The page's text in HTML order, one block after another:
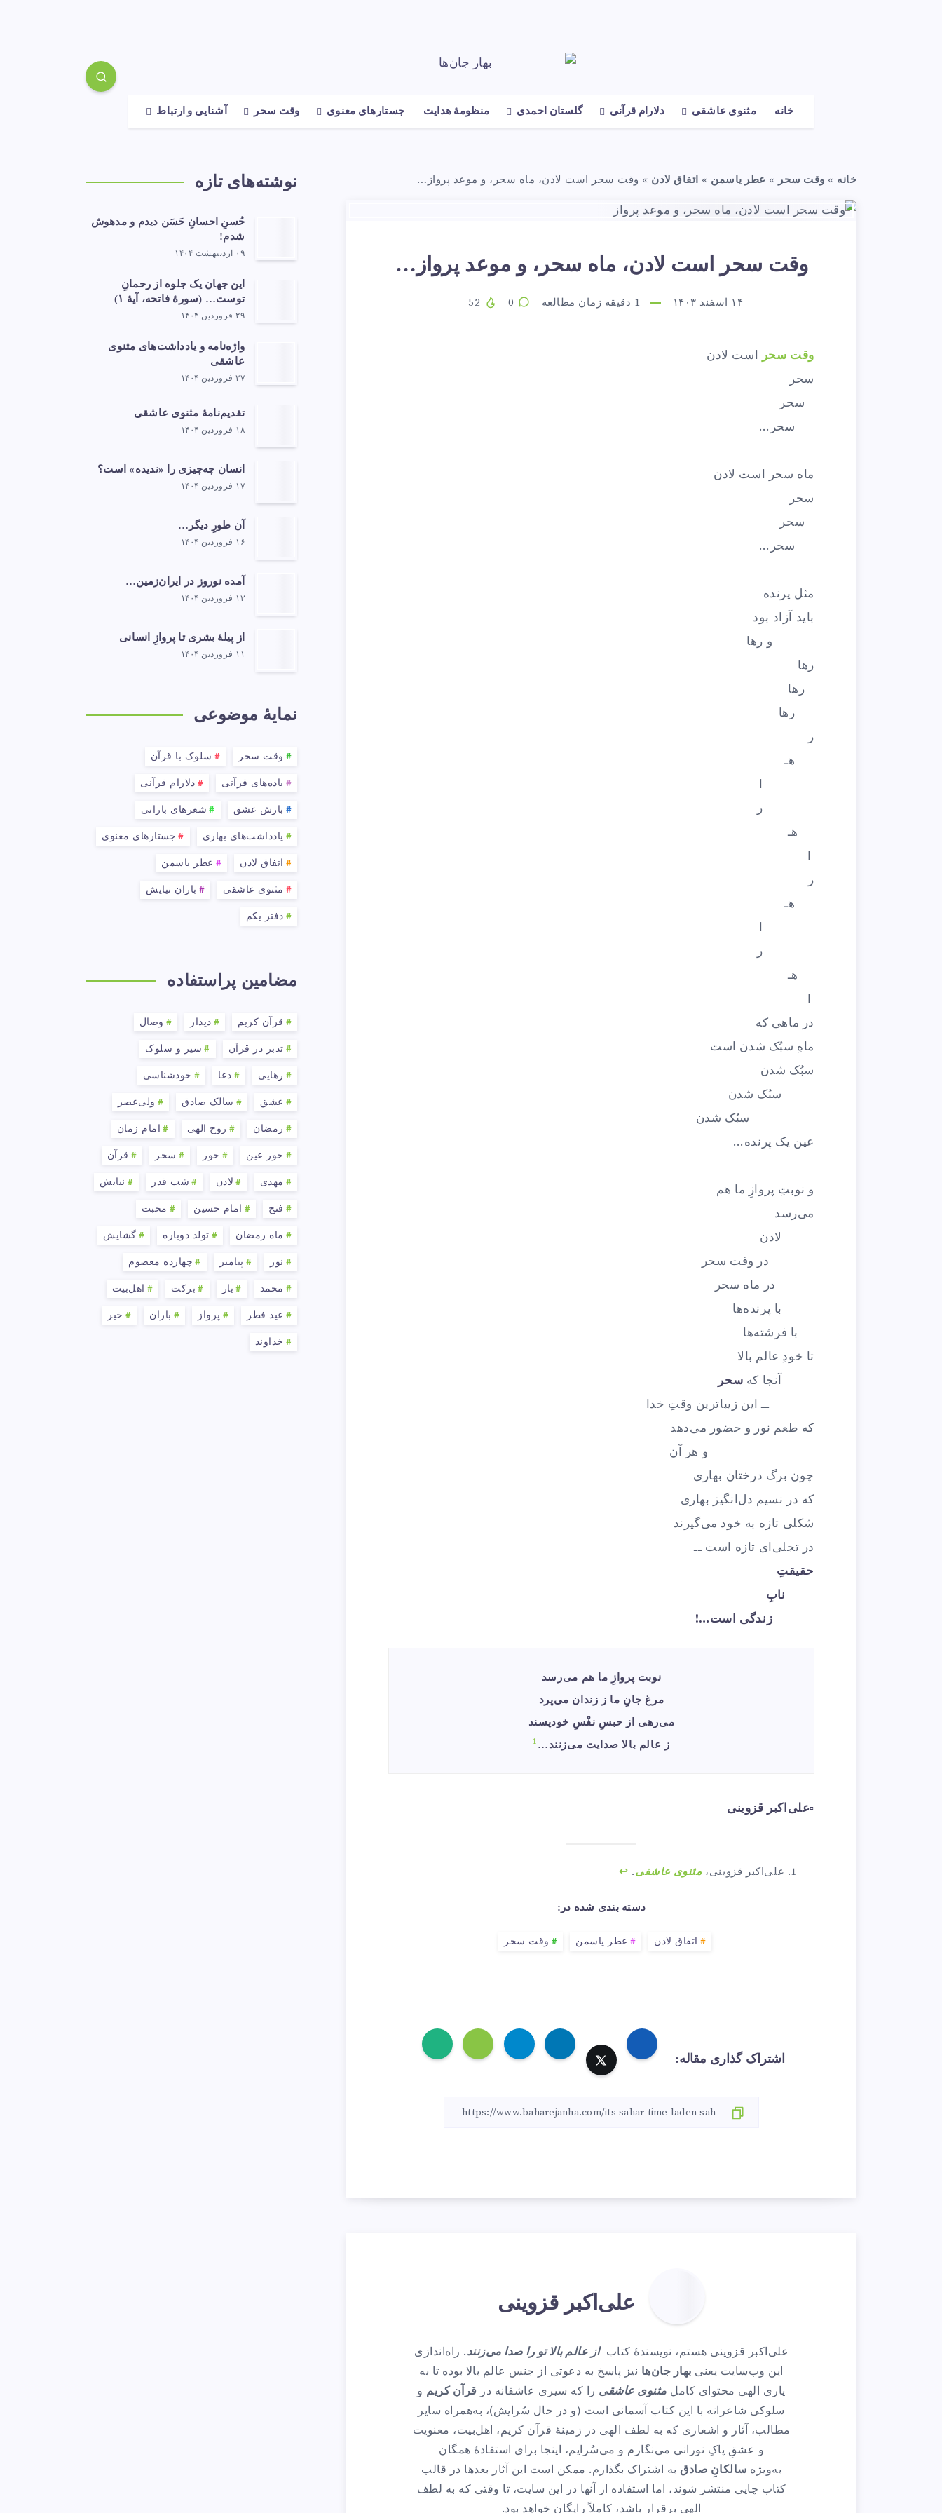
خانه مثنوی عاشقی دلارام قرآنی گلستان احمدی منظومهٔ هدایت جستارهای معنوی وقت سحر آشنایی و ارتباط
خانه » وقت سحر » عطر یاسمن » اتفاق لادن » وقت سحر است لادن، ماه سحر، و موعد پرواز…
وقت سحر است لادن، ماه سحر، و موعد پرواز…
۱۴ اسفند ۱۴۰۳ 1 دقیقه زمان مطالعه 0
وقت سحر است لادن
سحر
سحر
سحر…
ماه سحر است لادن
سحر
سحر
سحر…
مثل پرنده
باید آزاد بود
و رها
رها
رها
رها
ر
هـ
ا
ر
هـ
ا
ر
هـ
ا
ر
هـ
ا
در ماهی که
ماهِ سبُک شدن است
سبُک شدن
سبُک شدن
سبُک شدن
عین یک پرنده…
و نوبتِ پروازِ ما هم
می‌رسد
لادن
در وقت سحر
در ماه سحر
با پرنده‌ها
با فرشته‌ها
تا خودِ عالم بالا
آنجا که سحر
ــ این زیباترین وقتِ خدا
که طعم نور و حضور می‌دهد
و هر آن
چون برگ درختان بهاری
که در نسیم دل‌انگیز بهاری
شکلی تازه به خود می‌گیرند
در تجلی‌ای تازه است ــ
حقیقتِ
نابِ
زندگی است…!
نوبت پروازِ ما هم می‌رسد
مرغ جانِ ما ز زندان می‌پرد
می‌رهی از حبسِ نفْسِ خودپسند
ز عالم بالا صدایت می‌زنند…
1
▫️علی‌اکبر قزوینی
علی‌اکبر قزوینی، مثنوی عاشقی.
↩︎
دسته بندی شده در:
اتفاق لادن عطر یاسمن وقت سحر
اشتراک گذاری مقاله:
علی‌اکبر قزوینی
علی‌اکبر قزوینی هستم، نویسندهٔ کتاباز عالم بالا تو را صدا می‌زنند. راه‌اندازی
این وب‌سایت یعنی بهار جان‌ها نیز پاسخ به دعوتی از جنس عالم بالا بوده تا به
یاری الهی محتوای کامل مثنوی عاشقی را که سیری عاشقانه در قرآن کریم و
سلوکی شاعرانه با این کتاب آسمانی است (و در حال سُرایش)، به‌همراه سایر
مطالب، آثار و اشعاری که به لطف الهی در زمینهٔ قرآن کریم، اهل‌بیت، معنویت
و عشقِ پاکِ نورانی می‌نگارم و می‌سُرایم، اینجا برای استفادهٔ همگان
به‌ویژه سالکانِ صادق به اشتراک بگذارم. ممکن است این آثار بعدها در قالب
کتاب چاپی منتشر شوند، اما استفاده از آنها در این سایت، تا وقتی که به لطف
الهی برقرار باشد، کاملاً رایگان خواهد بود.
نوشته‌های تازه
حُسنِ احسانِ حَسَن دیدم و مدهوش
شدم!
۰۹ اردیبهشت ۱۴۰۴
این جهان یک جلوه از رحمانِ
توست… (سورهٔ فاتحه، آیهٔ ۱)
۲۹ فروردین ۱۴۰۴
واژه‌نامه و یادداشت‌های مثنوی
عاشقی
۲۷ فروردین ۱۴۰۴
تقدیم‌نامهٔ مثنوی عاشقی
۱۸ فروردین ۱۴۰۴
انسان چه‌چیزی را «ندیده» است؟
۱۷ فروردین ۱۴۰۴
آن طورِ دیگر…
۱۶ فروردین ۱۴۰۴
آمده نوروز در ایران‌زمین…
۱۳ فروردین ۱۴۰۴
از پیلهٔ بشری تا پروازِ انسانی
۱۱ فروردین ۱۴۰۴
نمایهٔ موضوعی
وقت سحر سلوک با قرآن
باده‌های قرآنی دلارام قرآنی
بارش عشق شعرهای بارانی
یادداشت‌های بهاری جستارهای معنوی
اتفاق لادن عطر یاسمن
مثنوی عاشقی باران نیایش
دفتر یکم
مضامین پراستفاده
قرآن کریم دیدار وصال
تدبر در قرآن سیر و سلوک
رهایی دعا خودشناسی
عشق سالک صادق ولی‌عصر
رمضان روح الهی امام زمان
حور عین حور سحر قرآن
مهدی لادن شب قدر نیایش
فتح امام حسین محبت
ماه رمضان تولد دوباره گشایش
نور پیامبر چهارده معصوم
محمد یار برکت اهل‌بیت
عید فطر پرواز باران خیر
خداوند